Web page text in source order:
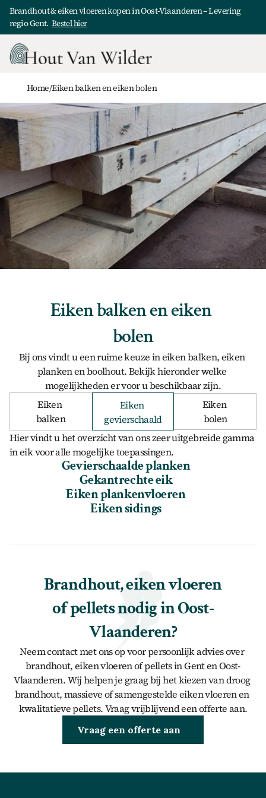
Brandhout & eiken vloeren kopen in Oost-Vlaanderen – Levering
regio Gent. Bestel hier
Home/Eiken balken en eiken bolen
Eiken balken en eiken
bolen
Bij ons vindt u een ruime keuze in eiken balken, eiken
planken en boolhout. Bekijk hieronder welke
mogelijkheden er voor u beschikbaar zijn.
Eiken
balken
Eiken
gevierschaald
Eiken
bolen
Hier vindt u het overzicht van ons zeer uitgebreide gamma
in eik voor alle mogelijke toepassingen.
Gevierschaalde planken
Gekantrechte eik
Eiken plankenvloeren
Eiken sidings
Brandhout, eiken vloeren
of pellets nodig in Oost-
Vlaanderen?
Neem contact met ons op voor persoonlijk advies over
brandhout, eiken vloeren of pellets in Gent en Oost-
Vlaanderen. Wij helpen je graag bij het kiezen van droog
brandhout, massieve of samengestelde eiken vloeren en
kwalitatieve pellets. Vraag vrijblijvend een offerte aan.
Brandhout kopen
Vraag een offerte aan